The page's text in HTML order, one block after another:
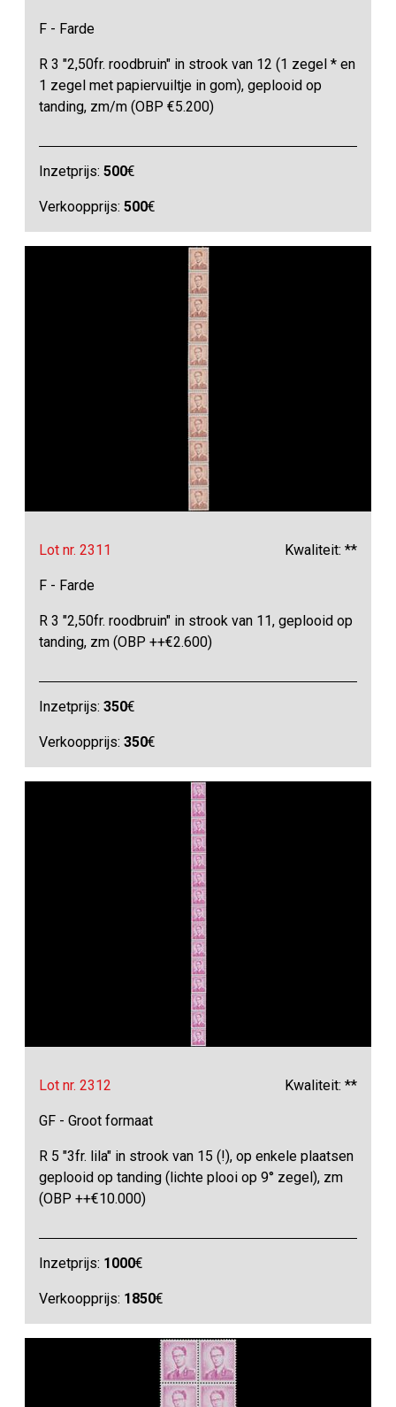
F - Farde
R 3 "2,50fr. roodbruin" in strook van 12 (1 zegel * en
1 zegel met papiervuiltje in gom), geplooid op
tanding, zm/m (OBP €5.200)
Inzetprijs:500€
Verkoopprijs:500€
Lot nr. 2311 Kwaliteit: **
F - Farde
R 3 "2,50fr. roodbruin" in strook van 11, geplooid op
tanding, zm (OBP ++€2.600)
Inzetprijs:350€
Verkoopprijs:350€
Lot nr. 2312 Kwaliteit: **
GF - Groot formaat
R 5 "3fr. lila" in strook van 15 (!), op enkele plaatsen
geplooid op tanding (lichte plooi op 9° zegel), zm
(OBP ++€10.000)
Inzetprijs: 1000€
Verkoopprijs: 1850€